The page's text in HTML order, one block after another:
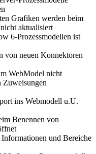
Grafiken werden beim
aktualisiert
6-Prozessmodellen ist
von neuen Konnektoren
WebModel nicht
Zuweisungen
ins Webmodell u.U.
Benennen von
und Bereiche